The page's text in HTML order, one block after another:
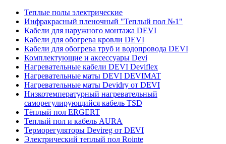
Теплые полы электрические
Инфракрасный пленочный "Теплый пол №1"
Кабели для наружного монтажа DEVI
Кабели для обогрева кровли DEVI
Кабели для обогрева труб и водопровода DEVI
Комплектующие и аксессуары Devi
Нагревательные кабели DEVI Deviflex
Нагревательные маты DEVI DEVIMAT
Нагревательные маты Devidry от DEVI
Низкотемпературный нагревательный
саморегулирующийся кабель TSD
Тёплый пол ERGERT
Теплый пол и кабель AURA
Терморегуляторы Devireg от DEVI
Электрический теплый пол Rointe